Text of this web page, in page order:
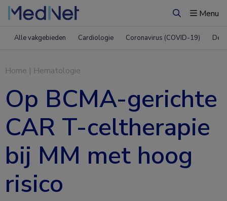
ZoekenMenu
Alle vakgebieden Cardiologie Coronavirus (COVID-19)
Home | Hematologie
Op BCMA-gerichte
CAR T-celtherapie
bij MM met hoog
risico